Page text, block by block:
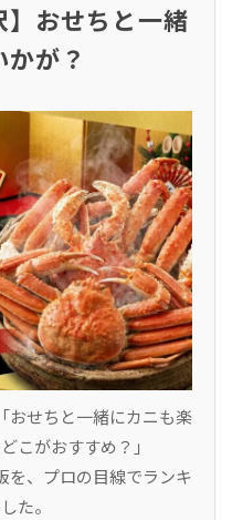
】おせちと一緒
が？
おせちと一緒にカニも楽
こがおすすめ？」
を、プロの目線でランキ
た。